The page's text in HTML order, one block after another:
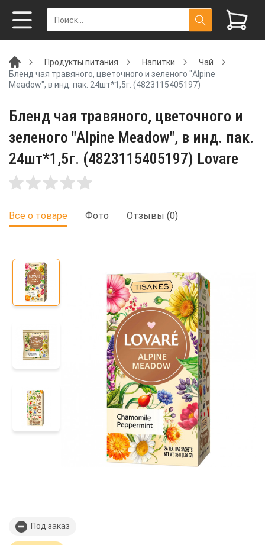
Продукты питания Напитки
Чай
Бленд чая травяного, цветочного и зеленого "Alpine
Meadow", в инд. пак. 24шт*1,5г. (4823115405197)
Бленд чая травяного, цветочного и
зеленого "Alpine Meadow", в инд. пак.
24шт*1,5г. (4823115405197) Lovare
Все о товаре Фото Отзывы (0)
Под заказ